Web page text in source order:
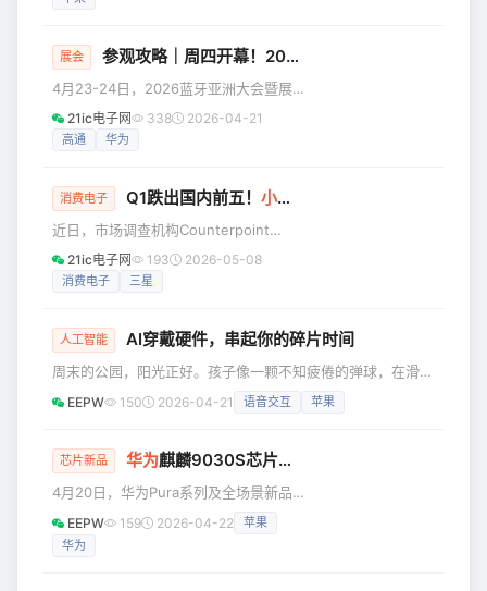
争议，那就是主摄和长焦的光圈不如前
一代大了，长焦的 APO 技术也没有再被
拿来重点宣传。作为 vivo 的老用户，不
得不承认 APO 技术确实带来了很好的成
像体
展会 参观攻略｜周四开幕！2026蓝牙亚洲大会暨展览 & UPF测试大会 最后注册机会！
4月23-24日，2026蓝牙亚洲大会暨展
览（Bluetooth Asia 2026）将在深圳会
展中心（福田）5号馆启幕。作为蓝牙行
会者及50位行业演讲嘉宾。蓝牙技术联
高通、vivo、小米等众多领先成员公司
代表，共同探讨蓝牙技术在下一代互联
体验中的应用与发展。 UPF互操作性测
21ic电子网 338 2026-04-21
高通 华为
消费电子 Q1跌出国内前五！ 小米
近日，市场调查机构Counterpoint
Research公布了今年Q1最畅销的10款机
型，iPhone 17系列包揽榜单前三，算上
端产品。小米是唯一出现在榜单上的国
最后一位。 但如果回顾Q1整个手机市场
的销量数据，则能发现，小米遭遇了相
21ic电子网 193 2026-05-08
消费电子 三星
人工智能 AI穿戴硬件，串起你的碎片时间
周末的公园，阳光正好。孩子像一颗不知疲倦的弹球，在滑
梯、沙坑和秋千之间来回发射。你站在三米开外，一个标准的
秒内做出反应。这时候，口袋里那个万能的小方块，忽然变得
经跑到视线盲区。不掏？滑梯排队的一分钟，秋千荡起的几十
个来回，这些碎片时间
EEPW 150 2026-04-21 语音交互 苹果
芯片新品 华为麒麟9030S芯片首发
4月20日，华为Pura系列及全场景新品
发布会正式拉开帷幕。在这场备受瞩目
的盛会上，华为常务董事、产品投资评
EEPW 159 2026-04-22
苹果
华为